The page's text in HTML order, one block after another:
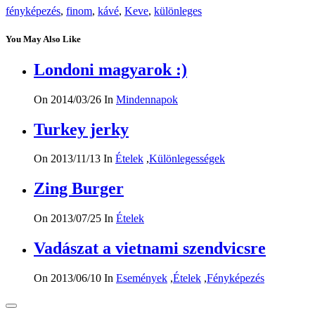
fényképezés, finom, kávé, Keve, különleges
You May Also Like
Londoni magyarok :)
On 2014/03/26 In Mindennapok
Turkey jerky
On 2013/11/13 In Ételek ,Különlegességek
Zing Burger
On 2013/07/25 In Ételek
Vadászat a vietnami szendvicsre
On 2013/06/10 In Események ,Ételek ,Fényképezés